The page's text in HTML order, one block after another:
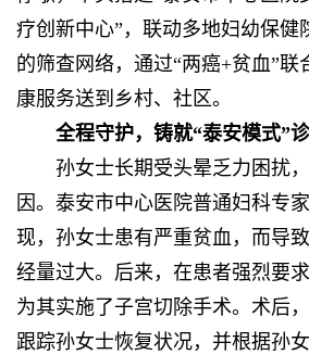
疗创新中心”，联动多地妇幼保健
的筛查网络，通过“两癌+贫血”联
康服务送到乡村、社区。
全程守护， 铸就“泰安模式”
孙女士长期受头晕乏力困扰
因。泰安市中心医院普通妇科专
现，孙女士患有严重贫血，而导
经量过大。后来，在患者强烈要
为其实施了子宫切除手术。术后
跟踪孙女士恢复状况，并根据孙